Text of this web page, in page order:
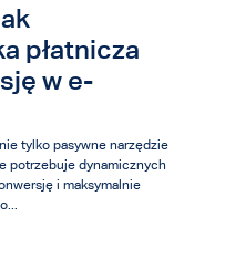
płatnicza
w e-
tylko pasywne narzędzie
potrzebuje dynamicznych
i maksymalnie